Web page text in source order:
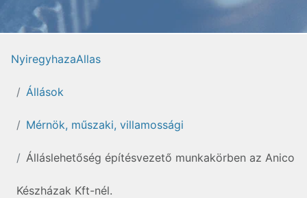
NyiregyhazaAllas
Állások
Mérnök, műszaki, villamossági
Álláslehetőség építésvezető munkakörben az Anico
Készházak Kft-nél.